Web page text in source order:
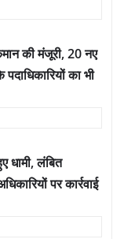
की मंजूरी, 20 नए
का भी
धामी, लंबित
पर कार्रवाई